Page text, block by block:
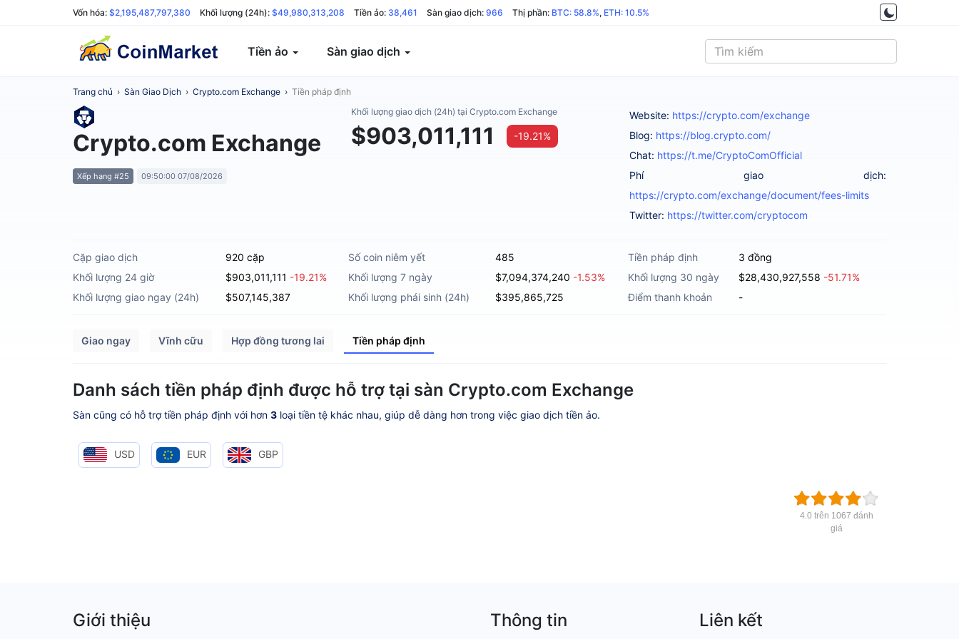
Vốn hóa: $2,195,487,797,380 Khối lượng (24h): $49,980,313,208 Tiền ảo: 38,461 Sàn giao dịch: 966 Thị phần: BTC: 58.8%, ETH: 10.5%
Tiền ảo Sàn giao dịch
Trang chủ › Sàn Giao Dịch › Crypto.com Exchange › Tiền pháp định
Crypto.com Exchange
Xếp hạng #25 09:50:00 07/08/2026
Khối lượng giao dịch (24h) tại Crypto.com Exchange
$903,011,111 -19.21%
Website: https://crypto.com/exchange
Blog: https://blog.crypto.com/
Chat: https://t.me/CryptoComOfficial
Phí giao dịch:
https://crypto.com/exchange/document/fees-limits
Twitter: https://twitter.com/cryptocom
Cặp giao dịch 920 cặp Số coin niêm yết 485 Tiền pháp định
3 đồng
Khối lượng 24 giờ
$903,011,111 -19.21% Khối lượng 7 ngày $7,094,374,240 -1.53% Khối lượng 30 ngày $28,430,927,558 -51.71%
Khối lượng giao ngay (24h)
$507,145,387 Khối lượng phái sinh (24h) $395,865,725 Điểm thanh khoản -
Giao ngay Vĩnh cữu Hợp đồng tương lai Tiền pháp định
Danh sách tiền pháp định được hỗ trợ tại sàn Crypto.com Exchange
Sàn cũng có hỗ trợ tiền pháp định với hơn 3 loại tiền tệ khác nhau, giúp dễ dàng hơn trong việc giao dịch tiền ảo.
USD EUR GBP
4.0 trên 1067 đánh
giá
Giới thiệu Thông tin Liên kết